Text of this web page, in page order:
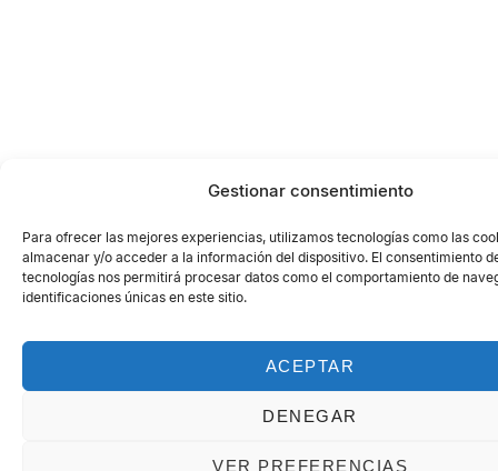
Gestionar consentimiento
Para ofrecer las mejores experiencias, utilizamos tecnologías como las
almacenar y/o acceder a la información del dispositivo. El consentimiento
tecnologías nos permitirá procesar datos como el comportamiento de
identificaciones únicas en este sitio.
ACEPTAR
DENEGAR
VER PREFERENCIAS